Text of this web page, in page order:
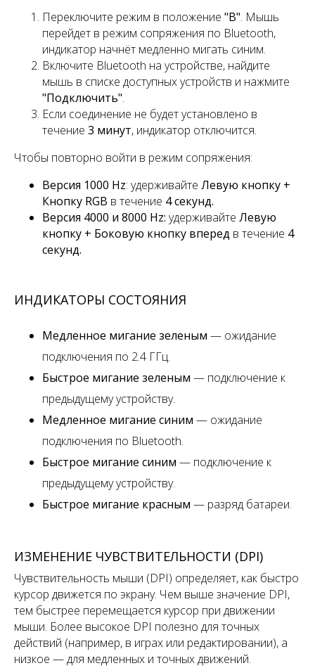
Переключите режим в положение "B". Мышь
перейдет в режим сопряжения по Bluetooth,
индикатор начнёт медленно мигать синим.
Включите Bluetooth на устройстве, найдите
мышь в списке доступных устройств и нажмите
"Подключить".
Если соединение не будет установлено в
течение 3 минут, индикатор отключится.
Чтобы повторно войти в режим сопряжения:
Версия 1000 Hz: удерживайте Левую кнопку +
Кнопку RGB в течение 4 секунд.
Версия 4000 и 8000 Hz: удерживайте Левую
кнопку + Боковую кнопку вперед в течение 4
секунд.
ИНДИКАТОРЫ СОСТОЯНИЯ
Медленное мигание зеленым — ожидание
подключения по 2.4 ГГц.
Быстрое мигание зеленым — подключение к
предыдущему устройству.
Медленное мигание синим — ожидание
подключения по Bluetooth.
Быстрое мигание синим — подключение к
предыдущему устройству.
Быстрое мигание красным — разряд батареи.
ИЗМЕНЕНИЕ ЧУВСТВИТЕЛЬНОСТИ (DPI)
Чувствительность мыши (DPI) определяет, как быстро
курсор движется по экрану. Чем выше значение DPI,
тем быстрее перемещается курсор при движении
мыши. Более высокое DPI полезно для точных
действий (например, в играх или редактировании), а
низкое — для медленных и точных движений.